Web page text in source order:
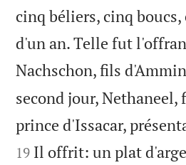
cinq béliers, cinq
d'un an. Telle fut
Nachschon, fils
second jour, Nethaneel,
prince d'Issacar,
19 Il offrit: un plat